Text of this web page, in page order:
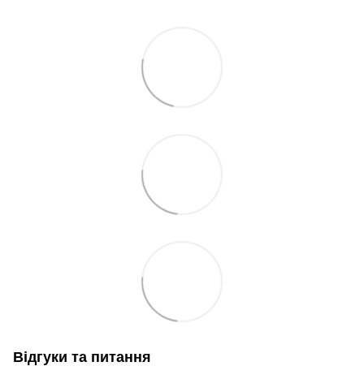
Відгуки та питання